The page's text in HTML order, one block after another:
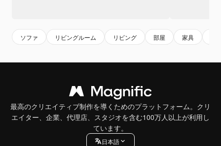
ソファ リビングルーム リビング 部屋 家具
最高のクリエイティブ制作を導くためのプラットフォーム。クリ
エイター、企業、代理店、スタジオを含む100万人以上が利用し
ています。
日本語